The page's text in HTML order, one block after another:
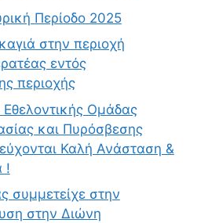
Περίοδο 2025
στην περιοχή
εντός
περιοχής
Ομάδας
και Πυρόσβεσης
Καλή Ανάσταση &
!
συμμετείχε στην
στην Διώνη